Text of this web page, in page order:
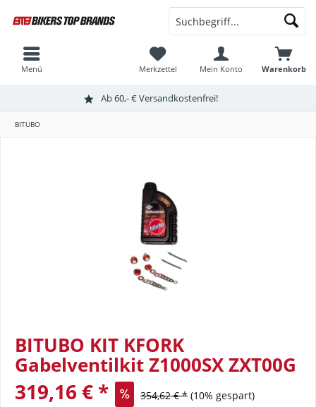
Ab 60,- € Versandkostenfrei!
Warenkorb
Merkzettel Mein Konto
Menü
BITUBO
BITUBO KIT KFORK
Gabelventilkit Z1000SX ZXT00G
319,16 € * 354,62 € * (10% gespart)